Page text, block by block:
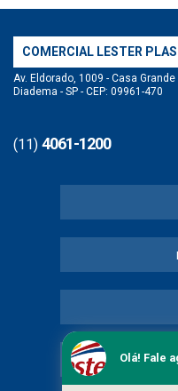
COMERCIAL LESTER
Av. Eldorado, 1009 - Casa Grande
Diadema - SP - CEP: 09961-470
(11) 4061-1200
Olá! Fale